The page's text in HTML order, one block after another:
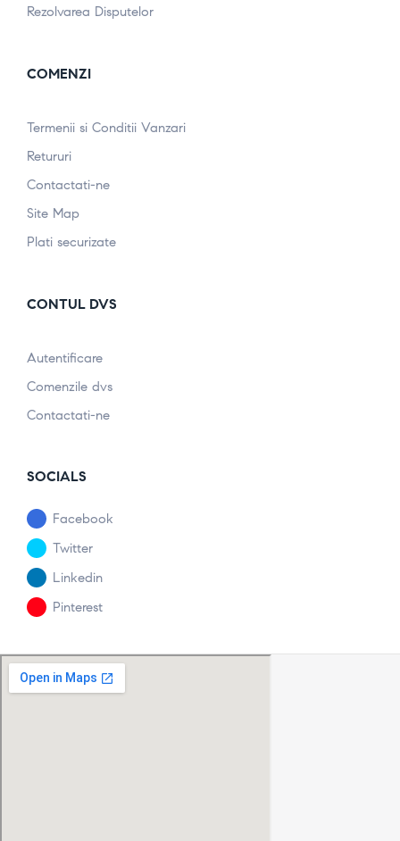
Rezolvarea Disputelor
COMENZI
Termenii si Conditii Vanzari
Retururi
Contactati-ne
Site Map
Plati securizate
CONTUL DVS
Autentificare
Comenzile dvs
Contactati-ne
SOCIALS
Facebook
Twitter
Linkedin
Pinterest